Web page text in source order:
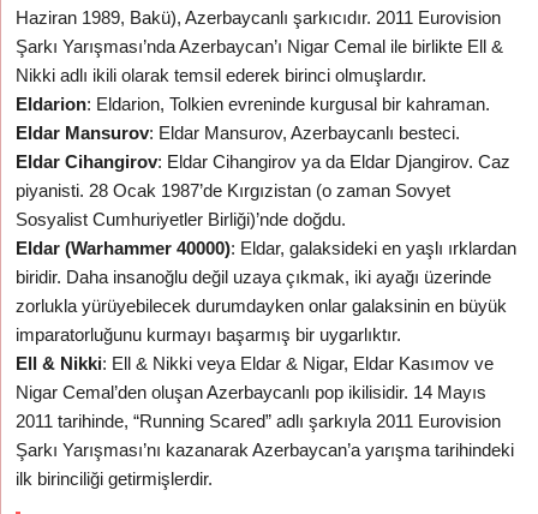
Haziran 1989, Bakü), Azerbaycanlı şarkıcıdır. 2011 Eurovision
Şarkı Yarışması’nda Azerbaycan’ı Nigar Cemal ile birlikte Ell &
Nikki adlı ikili olarak temsil ederek birinci olmuşlardır.
Eldarion: Eldarion, Tolkien evreninde kurgusal bir kahraman.
Eldar Mansurov: Eldar Mansurov, Azerbaycanlı besteci.
Eldar Cihangirov: Eldar Cihangirov ya da Eldar Djangirov. Caz
piyanisti. 28 Ocak 1987’de Kırgızistan (o zaman Sovyet
Sosyalist Cumhuriyetler Birliği)’nde doğdu.
Eldar (Warhammer 40000): Eldar, galaksideki en yaşlı ırklardan
biridir. Daha insanoğlu değil uzaya çıkmak, iki ayağı üzerinde
zorlukla yürüyebilecek durumdayken onlar galaksinin en büyük
imparatorluğunu kurmayı başarmış bir uygarlıktır.
Ell & Nikki: Ell & Nikki veya Eldar & Nigar, Eldar Kasımov ve
Nigar Cemal’den oluşan Azerbaycanlı pop ikilisidir. 14 Mayıs
2011 tarihinde, “Running Scared” adlı şarkıyla 2011 Eurovision
Şarkı Yarışması’nı kazanarak Azerbaycan’a yarışma tarihindeki
ilk birinciliği getirmişlerdir.